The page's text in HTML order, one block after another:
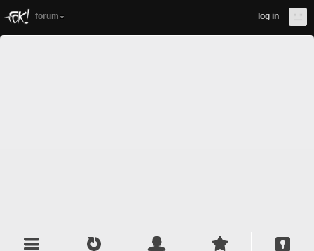
forum log in